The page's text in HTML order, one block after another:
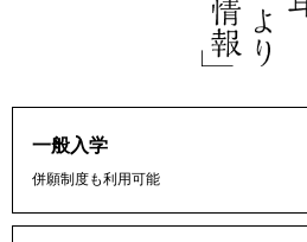
一般入学
併願制度も利用可能